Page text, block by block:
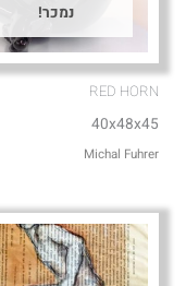
נמכר!
RED HORN
40x48x45
Michal Fuhrer